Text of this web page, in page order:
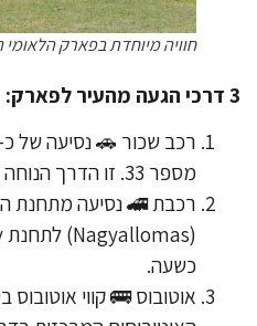
חוויה מיוחדת בפארק הלאומי הורטובאג', כ-40 דקות
מספר 33. זו הדרך הנוחה ביותר.
​רכבת 🚄 נסיעה מתחנת
כשעה.
​אוטובוס 🚌 קווי אוטובוס